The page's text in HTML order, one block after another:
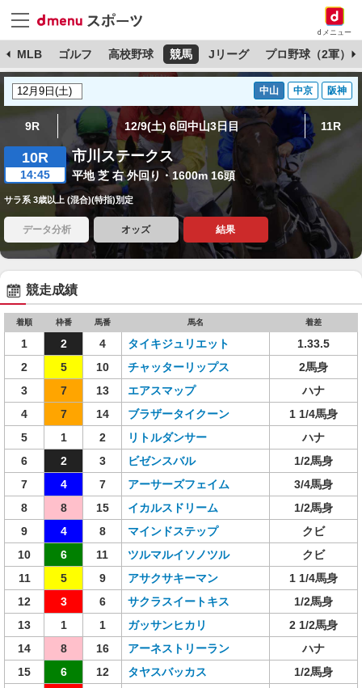
dメニュー
MLB ゴルフ 高校野球 競馬 Jリーグ プロ野球（2軍）
中山 中京 阪神
9R 12/9(土) 6回中山3日目 11R
10R
14:45
市川ステークス
平地 芝 右 外回り・1600m 16頭
サラ系 3歳以上 (混合)(特指)別定
データ分析 オッズ 結果
競走成績
着順 枠番 馬番 馬名 着差
1 2 4 タイキジュリエット
1.33.5
2
5 10 チャッターリップス
2馬身
3
7 13 エアスマップ
ハナ
4
7 14 ブラザータイクーン
1 1/4馬身
5
1 2 リトルダンサー
ハナ
6
2 3 ビゼンスバル
1/2馬身
7
4 7 アーサーズフェイム
3/4馬身
8
8 15 イカルスドリーム
1/2馬身
9
4 8 マインドステップ
クビ
10
6 11 ツルマルイソノツル
クビ
11
5 9 アサクサキーマン
1 1/4馬身
12
3 6 サクラスイートキス
1/2馬身
13
1 1 ガッサンヒカリ
2 1/2馬身
14
8 16 アーネストリーラン
ハナ
15
6 12 タヤスバッカス
1/2馬身